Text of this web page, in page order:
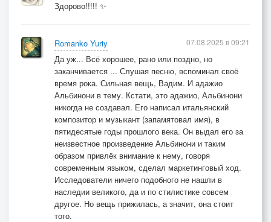
Здорово!!!!! ✨
Romanko Yuriy
Да уж... Всё хорошее, рано или поздно, но
заканчивается ... Слушая песню, вспоминал своё
время рока. Сильная вещь, Вадим. И адажио
Альбинони в тему. Кстати, это адажио, Альбинони
никогда не создавал. Его написал итальянский
композитор и музыкант (запамятовал имя), в
пятидесятые годы прошлого века. Он выдал его за
неизвестное произведение Альбинони и таким
образом привлёк внимание к нему, говоря
современным языком, сделал маркетинговый ход.
Исследователи ничего подобного не нашли в
наследии великого, да и по стилистике совсем
другое. Но вещь прижилась, а значит, она стоит
того.
07.08.2025 в 09:21